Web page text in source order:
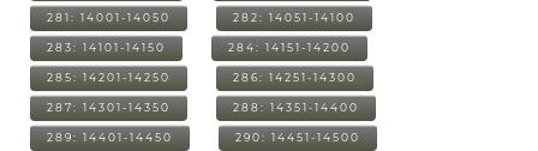
281: 14001-14050 282: 14051-14100
283: 14101-14150 284: 14151-14200
285: 14201-14250 286: 14251-14300
287: 14301-14350 288: 14351-14400
289: 14401-14450 290: 14451-14500